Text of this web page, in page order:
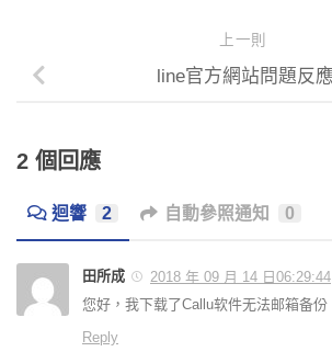
上一則
line官方網站問題反
2 個回應
迴響 2 自動參照通知 0
田所成
2018 年 09 月 14 日06:29:44
您好，我下载了Callu软件无法邮箱备
Reply